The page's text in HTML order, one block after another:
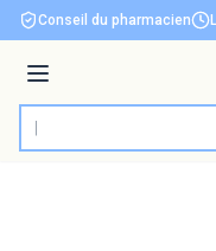
Aller au contenu
Conseil du pharmacien
Menu
Rechercher